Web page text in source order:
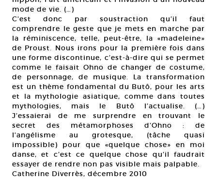
mode de vie. (…)
C’est donc par soustraction qu’il faut
comprendre le geste que je mets en marche par
la réminiscence, telle, peut-être, la «madeleine»
de Proust. Nous irons pour la première fois dans
une forme discontinue, c’est-à-dire qui se permet
comme le faisait Ohno de changer de costume,
de personnage, de musique. La transformation
est un thème fondamental du Butô, pour les arts
et la mythologie asiatique, comme dans toutes
mythologies, mais le Butô l’actualise. (…)
J’essaierai de me surprendre en trouvant le
secret des métamorphoses d’Ohno : de
l’angélisme au grotesque, (tâche quasi
impossible) pour que «quelque chose» en moi
danse, et c’est ce quelque chose qu’il faudrait
essayer de rendre non pas visible mais palpable.
Catherine Diverrès, décembre 2010